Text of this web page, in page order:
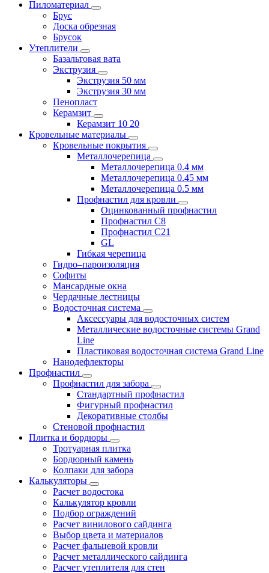
Пиломатериал
Брус
Доска обрезная
Брусок
Утеплители
Базальтовая вата
Экструзия
Экструзия 50 мм
Экструзия 30 мм
Пенопласт
Керамзит
Керамзит 10 20
Кровельные материалы
Кровельные покрытия
Металлочерепица
Металлочерепица 0.4 мм
Металлочерепица 0.45 мм
Металлочерепица 0.5 мм
Профнастил для кровли
Оцинкованный профнастил
Профнастил С8
Профнастил С21
GL
Гибкая черепица
Гидро–пароизоляция
Софиты
Мансардные окна
Чердачные лестницы
Водосточная система
Аксессуары для водосточных систем
Металлические водосточные системы Grand
Line
Пластиковая водосточная система Grand Line
Нанодефлекторы
Профнастил
Профнастил для забора
Стандартный профнастил
Фигурный профнастил
Декоративные столбы
Стеновой профнастил
Плитка и бордюры
Тротуарная плитка
Бордюрный камень
Колпаки для забора
Калькуляторы
Расчет водостока
Калькулятор кровли
Подбор ограждений
Расчет винилового сайдинга
Выбор цвета и материалов
Расчет фальцевой кровли
Расчет металлического сайдинга
Расчет утеплителя для стен